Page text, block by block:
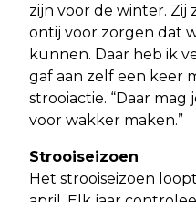
zijn voor de winter. Zij
ontij voor zorgen dat
kunnen. Daar heb ik
gaf aan zelf een keer
strooiactie. “Daar
voor wakker maken.”
Strooiseizoen
Het strooiseizoen